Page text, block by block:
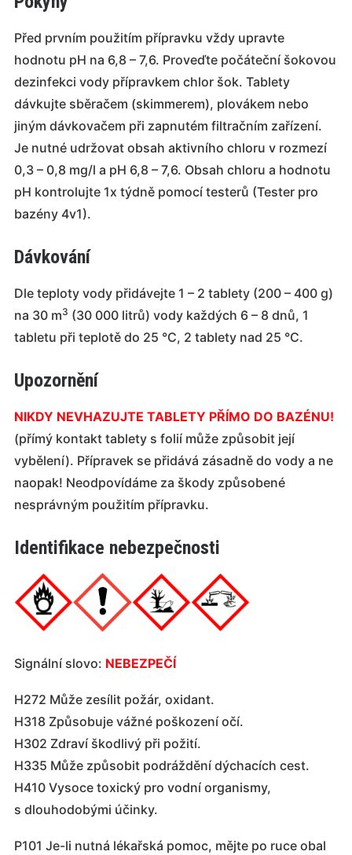
Před prvním použitím přípravku vždy upravte
hodnotu pH na 6,8 – 7,6. Proveďte počáteční šokovou
dezinfekci vody přípravkem chlor šok. Tablety
dávkujte sběračem (skimmerem), plovákem nebo
jiným dávkovačem při zapnutém filtračním zařízení.
Je nutné udržovat obsah aktivního chloru v rozmezí
0,3 – 0,8 mg/l a pH 6,8 – 7,6. Obsah chloru a hodnotu
pH kontrolujte 1x týdně pomocí testerů (Tester pro
bazény 4v1).
Dávkování
Dle teploty vody přidávejte 1 – 2 tablety (200 – 400 g)
na 30 m3 (30 000 litrů) vody každých 6 – 8 dnů, 1
tabletu při teplotě do 25 °C, 2 tablety nad 25 °C.
Upozornění
NIKDY NEVHAZUJTE TABLETY PŘÍMO DO BAZÉNU!
(přímý kontakt tablety s folií může způsobit její
vybělení). Přípravek se přidává zásadně do vody a ne
naopak! Neodpovídáme za škody způsobené
nesprávným použitím přípravku.
Identifikace nebezpečnosti
Signální slovo: NEBEZPEČÍ
H272 Může zesílit požár, oxidant.
H318 Způsobuje vážné poškození očí.
H302 Zdraví škodlivý při požití.
H335 Může způsobit podráždění dýchacích cest.
H410 Vysoce toxický pro vodní organismy,
s dlouhodobými účinky.
P101 Je-li nutná lékařská pomoc, mějte po ruce obal